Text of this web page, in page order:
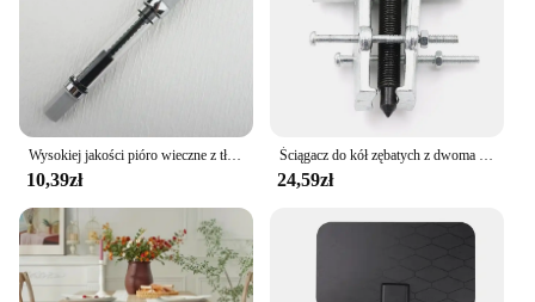
Wysokiej jakości pióro wieczne z tłokiem 3059 z przezroczystym tuszem EF/F Stalówka 0,38/0,5 mm Pióro wieczne Business Gif
10,39zł 24,59zł